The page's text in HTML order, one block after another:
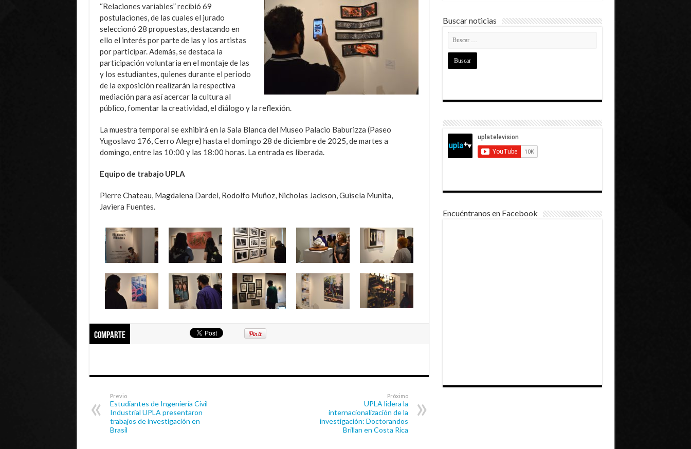
“Relaciones variables” recibió 69
postulaciones, de las cuales el jurado
seleccionó 28 propuestas, destacando en
ello el interés por parte de las y los artistas
por participar. Además, se destaca la
participación voluntaria en el montaje de las
y los estudiantes, quienes durante el periodo
de la exposición realizarán la respectiva
mediación para así acercar la cultura al
público, fomentar la creatividad, el diálogo y la reflexión.
La muestra temporal se exhibirá en la Sala Blanca del Museo Palacio Baburizza (Paseo
Yugoslavo 176, Cerro Alegre) hasta el domingo 28 de diciembre de 2025, de martes a
domingo, entre las 10:00 y las 18:00 horas. La entrada es liberada.
Equipo de trabajo UPLA
Pierre Chateau, Magdalena Dardel, Rodolfo Muñoz, Nicholas Jackson, Guisela Munita,
Javiera Fuentes.
Comparte
Previo
Estudiantes de Ingeniería Civil
Industrial UPLA presentaron
trabajos de investigación en
Brasil
Próximo
UPLA lidera la
internacionalización de la
investigación: Doctorandos
Brillan en Costa Rica
Buscar noticias
Encuéntranos en Facebook